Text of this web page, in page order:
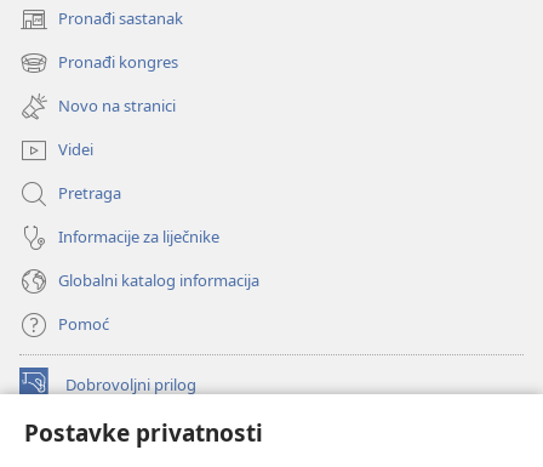
Postavke privatnosti
Pronađi sastanak
(otvara
se
novi
prozor)
Pronađi kongres
(otvara
se
novi
prozor)
Novo na stranici
Videi
Pretraga
Informacije za liječnike
Globalni katalog informacija
Pomoć
Dobrovoljni prilog
(otvara
novi
INTERNETSKA BIBLIOTEKA Watchtower